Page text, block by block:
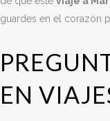
guardes en el corazón
EN